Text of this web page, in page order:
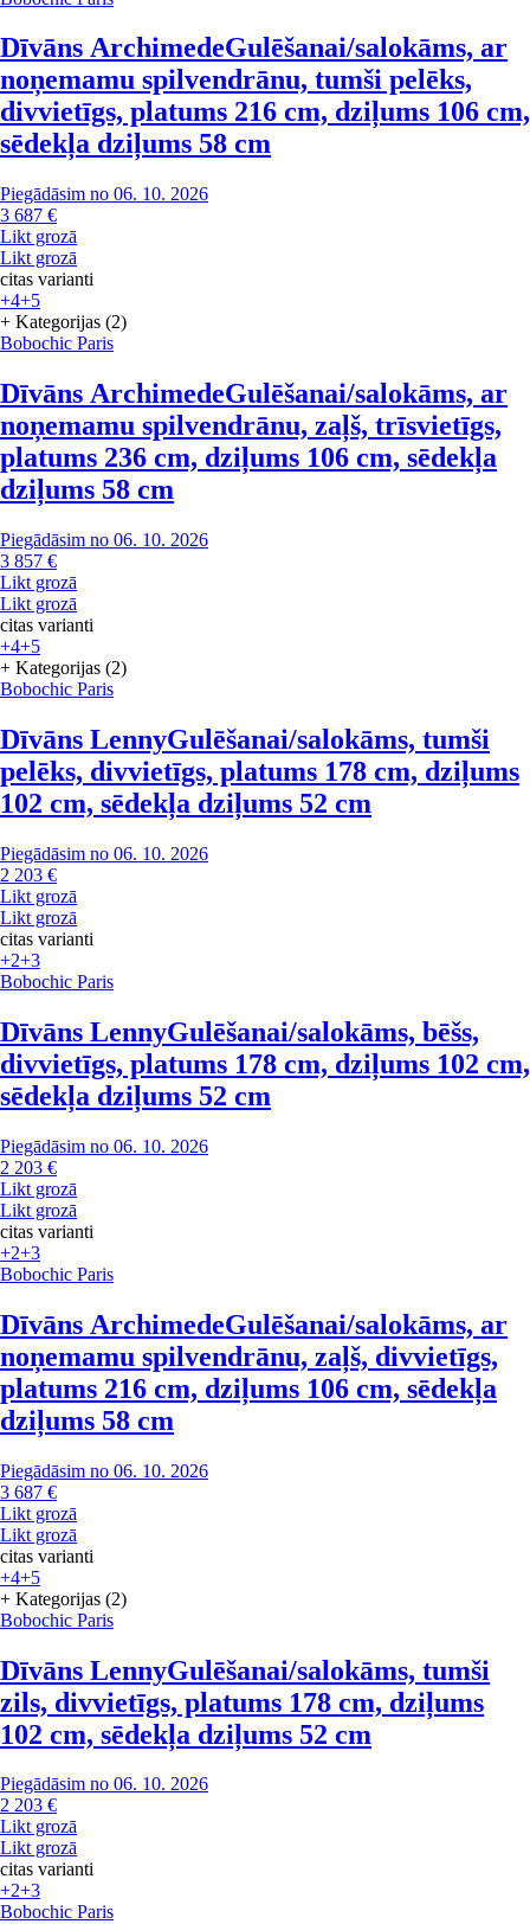
Dīvāns ArchimedeGulēšanai/salokāms, ar
noņemamu spilvendrānu, tumši pelēks,
divvietīgs, platums 216 cm, dziļums 106 cm,
sēdekļa dziļums 58 cm
Piegādāsim no 06. 10. 2026
3 687 €
Likt grozā
Likt grozā
citas varianti
+4+5
+ Kategorijas (2)
Bobochic Paris
Dīvāns ArchimedeGulēšanai/salokāms, ar
noņemamu spilvendrānu, zaļš, trīsvietīgs,
platums 236 cm, dziļums 106 cm, sēdekļa
dziļums 58 cm
Piegādāsim no 06. 10. 2026
3 857 €
Likt grozā
Likt grozā
citas varianti
+4+5
+ Kategorijas (2)
Bobochic Paris
Dīvāns LennyGulēšanai/salokāms, tumši
pelēks, divvietīgs, platums 178 cm, dziļums
102 cm, sēdekļa dziļums 52 cm
Piegādāsim no 06. 10. 2026
2 203 €
Likt grozā
Likt grozā
citas varianti
+2+3
Bobochic Paris
Dīvāns LennyGulēšanai/salokāms, bēšs,
divvietīgs, platums 178 cm, dziļums 102 cm,
sēdekļa dziļums 52 cm
Piegādāsim no 06. 10. 2026
2 203 €
Likt grozā
Likt grozā
citas varianti
+2+3
Bobochic Paris
Dīvāns ArchimedeGulēšanai/salokāms, ar
noņemamu spilvendrānu, zaļš, divvietīgs,
platums 216 cm, dziļums 106 cm, sēdekļa
dziļums 58 cm
Piegādāsim no 06. 10. 2026
3 687 €
Likt grozā
Likt grozā
citas varianti
+4+5
+ Kategorijas (2)
Bobochic Paris
Dīvāns LennyGulēšanai/salokāms, tumši
zils, divvietīgs, platums 178 cm, dziļums
102 cm, sēdekļa dziļums 52 cm
Piegādāsim no 06. 10. 2026
2 203 €
Likt grozā
Likt grozā
citas varianti
+2+3
Bobochic Paris